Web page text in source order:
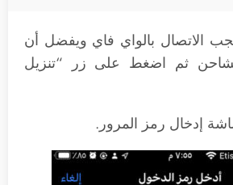
الاتصال بالواي فاي ويفضل أن
ثم اضغط على زر “تنزيل
إدخال رمز المرور.